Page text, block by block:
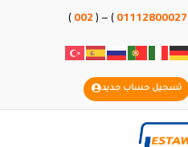
01112800027
) – (
002
)
تسجيل حساب جديد